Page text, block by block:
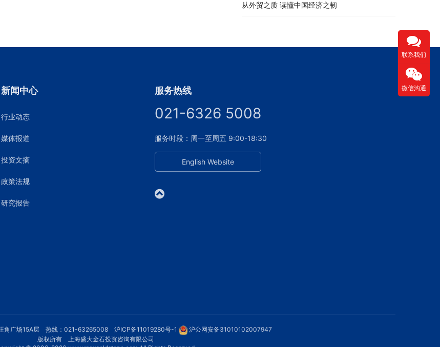
从外贸之质 读懂中国经济之韧
新闻中心
行业动态
媒体报道
投资文摘
政策法规
研究报告
服务热线
021-6326 5008
服务时段：周一至周五 9:00-18:30
English Website
角广场15A层 热线：021-63265008 沪ICP备11019280号-1
沪公网安备31010102007947
版权所有 上海盛大金石投资咨询有限公司
联系我们
微信沟通